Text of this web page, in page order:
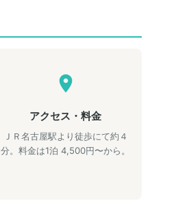
アクセス・料金
ＪＲ名古屋駅より徒歩にて約４
分。料金は1泊 4,500円〜から。